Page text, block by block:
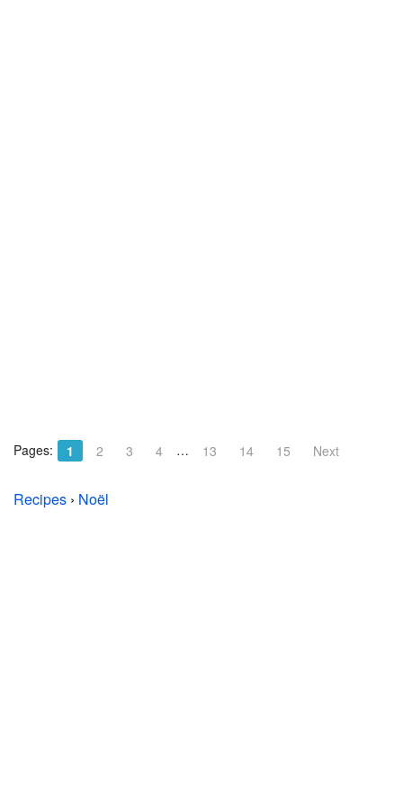
Pages: 1 2 3 4 … 13 14 15 Next
Recipes › Noël